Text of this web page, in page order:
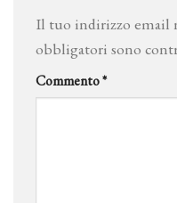
Il tuo indirizzo email
obbligatori sono
Commento*